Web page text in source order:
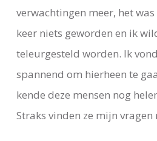
verwachtingen meer, het
keer niets geworden en ik
teleurgesteld worden. Ik
spannend om hierheen te
kende deze mensen nog
Straks vinden ze mijn vragen